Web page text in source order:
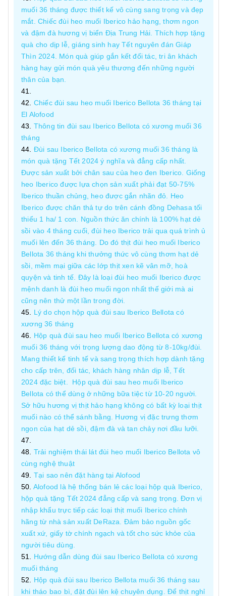
muối 36 tháng được thiết kế vô cùng sang trọng và đẹp
mắt. Chiếc đùi heo muối Iberico hảo hạng, thơm ngon
và đậm đà hương vị biển Địa Trung Hải. Thích hợp tặng
quà cho dịp lễ, giáng sinh hay Tết nguyên đán Giáp
Thìn 2024. Món quà giúp gắn kết đối tác, tri ân khách
hàng hay gửi món quà yêu thương đến những người
thân của bạn.
Chiếc đùi sau heo muối Iberico Bellota 36 tháng tại
El Alofood
Thông tin đùi sau Iberico Bellota có xương muối 36
tháng
Đùi sau Iberico Bellota có xương muối 36 tháng là
món quà tặng Tết 2024 ý nghĩa và đẳng cấp nhất.
Được sản xuất bởi chân sau của heo đen Iberico. Giống
heo Iberico được lựa chọn sản xuất phải đạt 50-75%
Iberico thuần chủng, heo được gắn nhãn đỏ. Heo
Iberico được chăn thả tự do trên cánh đồng Dehasa tối
thiểu 1 ha/ 1 con. Nguồn thức ăn chính là 100% hạt dẻ
sồi vào 4 tháng cuối, đùi heo Iberico trải qua quá trình ủ
muối lên đến 36 tháng. Do đó thịt đùi heo muối Iberico
Bellota 36 tháng khi thưởng thức vô cùng thơm hạt dẻ
sồi, mềm mại giữa các lớp thịt xen kẽ vân mỡ, hoà
quyện và tinh tế. Đây là loại đùi heo muối Iberico được
mệnh danh là đùi heo muối ngon nhất thế giới mà ai
cũng nên thử một lần trong đời.
Lý do chọn hộp quà đùi sau Iberico Bellota có
xương 36 tháng
Hộp quà đùi sau heo muối Iberico Bellota có xương
muối 36 tháng với trọng lượng dao động từ 8-10kg/đùi.
Mang thiết kế tinh tế và sang trọng thích hợp dành tặng
cho cấp trên, đối tác, khách hàng nhân dịp lễ, Tết
2024 đặc biệt. Hộp quà đùi sau heo muối Iberico
Bellota có thể dùng ở những bữa tiệc từ 10-20 người.
Sở hữu hương vị thịt hảo hạng không có bất kỳ loại thịt
muối nào có thể sánh bằng. Hương vị đặc trưng thơm
ngon của hạt dẻ sồi, đậm đà và tan chảy nơi đầu lưỡi.
Trải nghiệm thái lát đùi heo muối Iberico Bellota vô
cùng nghệ thuật
Tại sao nên đặt hàng tại Alofood
Alofood là hệ thống bán lẻ các loại hộp quà Iberico,
hộp quà tặng Tết 2024 đẳng cấp và sang trọng. Đơn vị
nhập khẩu trực tiếp các loại thịt muối Iberico chính
hãng từ nhà sản xuất DeRaza. Đảm bảo nguồn gốc
xuất xứ, giấy tờ chính ngạch và tốt cho sức khỏe của
người tiêu dùng.
Hướng dẫn dùng đùi sau Iberico Bellota có xương
muối tháng
Hộp quà đùi sau Iberico Bellota muối 36 tháng sau
khi tháo bao bì, đặt đùi lên kệ chuyên dụng. Để thịt nghỉ